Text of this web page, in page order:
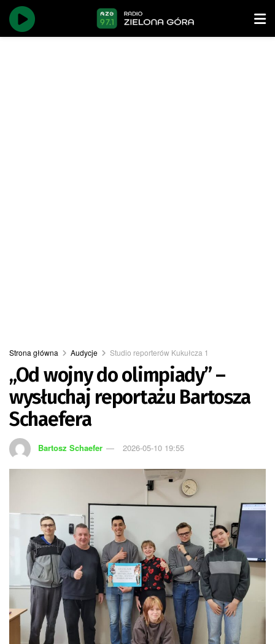
Strona główna Audycje Studio reporterów Kukułcza 1
„Od wojny do olimpiady” –
wysłuchaj reportażu Bartosza
Schaefera
Bartosz Schaefer 2026-05-10 19:55